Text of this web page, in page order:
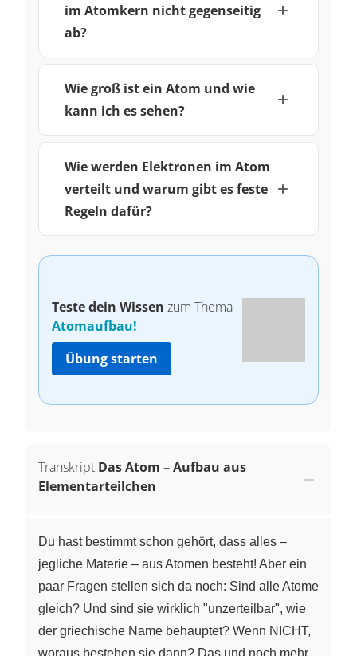
im Atomkern nicht gegenseitig
ab?
Wie groß ist ein Atom und wie
kann ich es sehen?
Wie werden Elektronen im Atom
verteilt und warum gibt es feste
Regeln dafür?
Teste dein Wissen zum Thema
Atomaufbau!
Übung starten
Transkript Das Atom – Aufbau aus
Elementarteilchen
Du hast bestimmt schon gehört, dass alles –
jegliche Materie – aus Atomen besteht! Aber ein
paar Fragen stellen sich da noch: Sind alle Atome
gleich? Und sind sie wirklich "unzerteilbar", wie
der griechische Name behauptet? Wenn NICHT,
woraus bestehen sie dann? Das und noch mehr